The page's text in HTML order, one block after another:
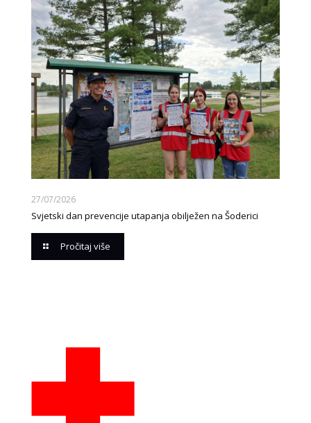
27/07/2026
Svjetski dan prevencije utapanja obilježen na Šoderici
Pročitaj više